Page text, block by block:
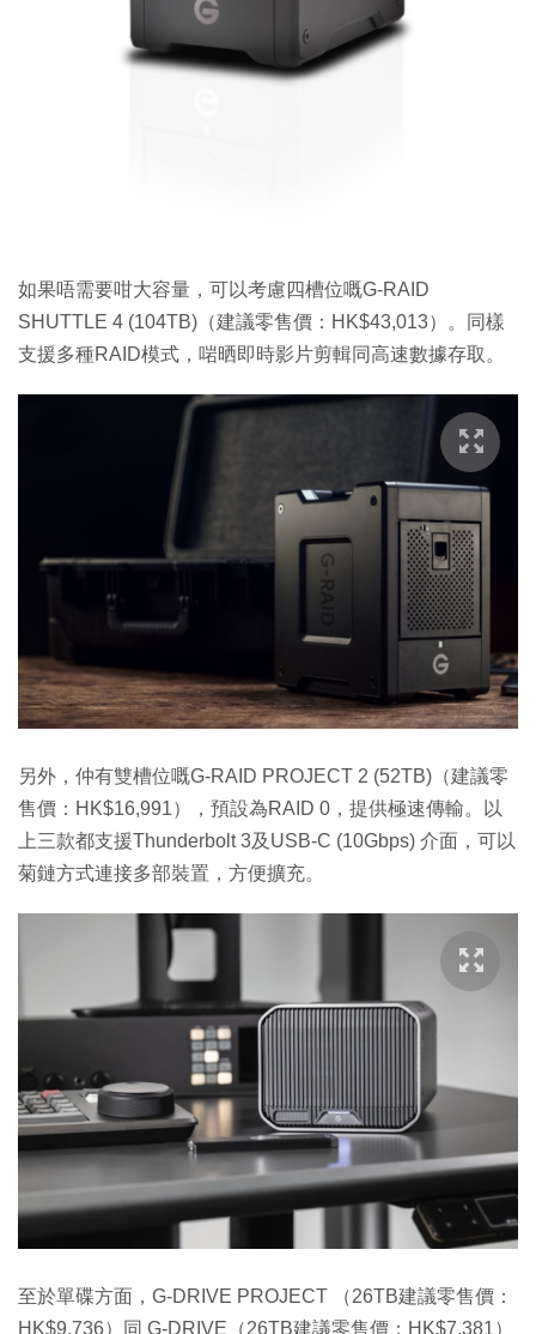
如果唔需要咁大容量，可以考慮四槽位嘅G-RAID
SHUTTLE 4 (104TB)（建議零售價：HK$43,013）。同樣
支援多種RAID模式，啱晒即時影片剪輯同高速數據存取。
另外，仲有雙槽位嘅G-RAID PROJECT 2 (52TB)（建議零
售價：HK$16,991），預設為RAID 0，提供極速傳輸。以
上三款都支援Thunderbolt 3及USB-C (10Gbps) 介面，可以
菊鏈方式連接多部裝置，方便擴充。
至於單碟方面，G-DRIVE PROJECT （26TB建議零售價：
HK$9,736）同 G-DRIVE（26TB建議零售價：HK$7,381）